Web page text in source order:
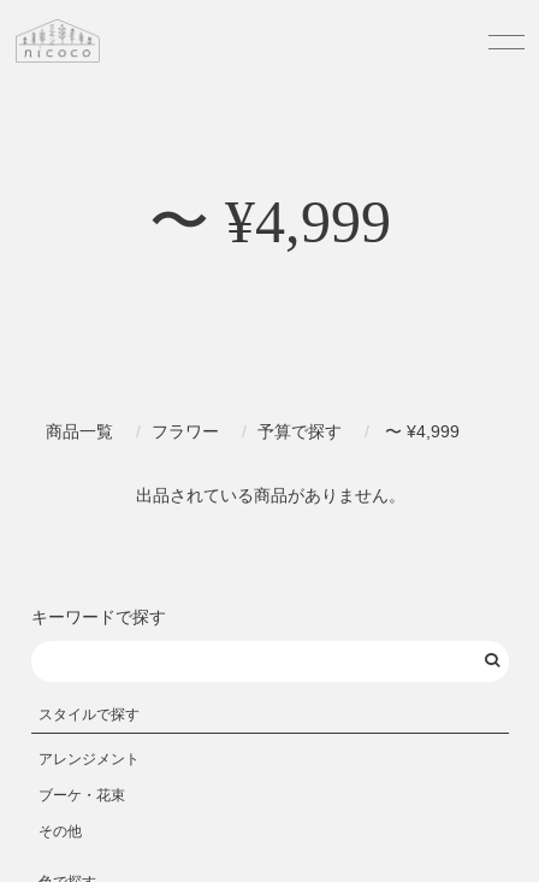
〜 ¥4,999
商品一覧 フラワー 予算で探す 〜 ¥4,999
出品されている商品がありません。
キーワードで探す
スタイルで探す
アレンジメント
ブーケ・花束
その他